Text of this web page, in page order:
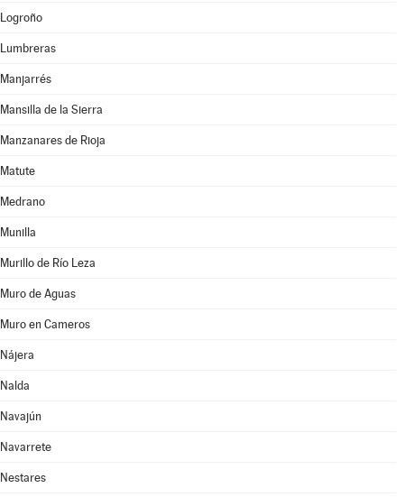
Logroño
Lumbreras
Manjarrés
Mansilla de la Sierra
Manzanares de Rioja
Matute
Medrano
Munilla
Murillo de Río Leza
Muro de Aguas
Muro en Cameros
Nájera
Nalda
Navajún
Navarrete
Nestares